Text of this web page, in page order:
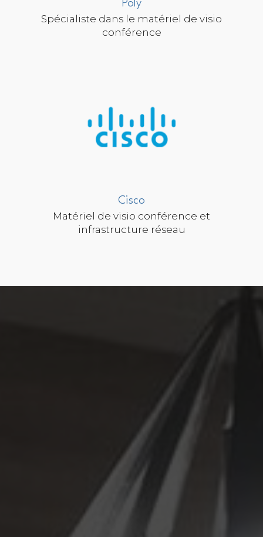
Poly
Spécialiste dans le matériel de visio
conférence
Cisco
Matériel de visio conférence et
infrastructure réseau